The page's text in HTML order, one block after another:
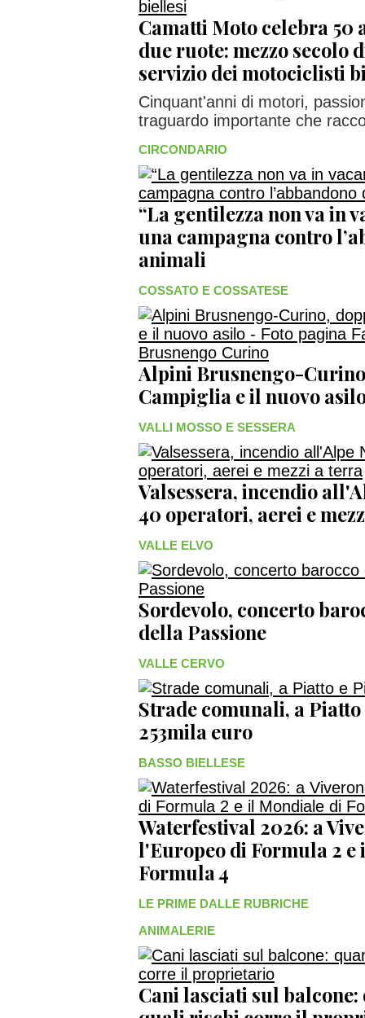
Camatti Moto celebra 50
due ruote: mezzo secolo
servizio dei motociclisti
Cinquant'anni di motori,
traguardo importante che
CIRCONDARIO
“La gentilezza non va in
una campagna contro
animali
COSSATO E COSSATESE
Alpini Brusnengo-
Campiglia e il nuovo
VALLI MOSSO E SESSERA
Valsessera, incendio
40 operatori, aerei e
VALLE ELVO
Sordevolo, concerto
della Passione
VALLE CERVO
Strade comunali, a
253mila euro
BASSO BIELLESE
Waterfestival 2026: a
l'Europeo di Formula 2
Formula 4
LE PRIME DALLE RUBRICHE
ANIMALERIE
Cani lasciati sul balcone: